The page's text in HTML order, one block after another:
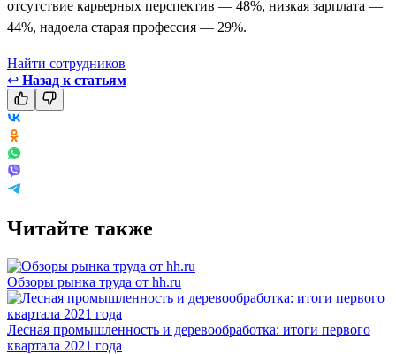
отсутствие карьерных перспектив — 48%, низкая зарплата —
44%, надоела старая профессия — 29%.
Найти сотрудников
↩ Назад к статьям
Читайте также
Обзоры рынка труда от hh.ru
Лесная промышленность и деревообработка: итоги первого
квартала 2021 года